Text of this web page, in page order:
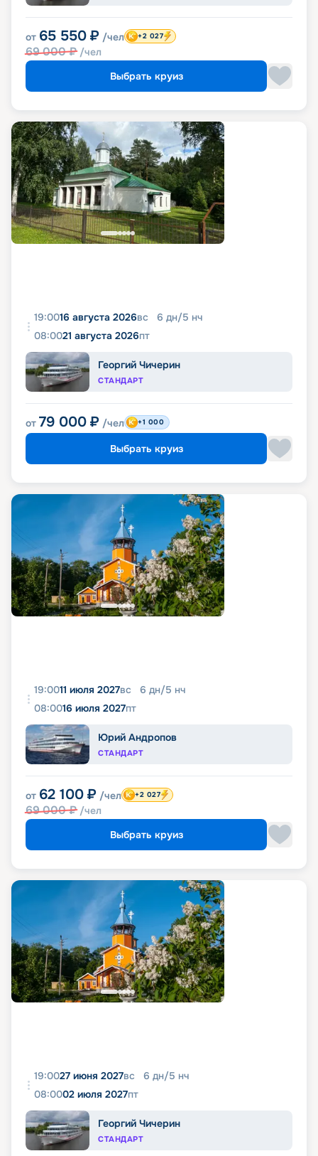
от 65 550 ₽ /чел
69 000₽ /чел
+2 027
Выбрать круиз
19:0016 августа 2026вс 6 дн/5 нч
08:0021 августа 2026пт
Георгий Чичерин
СТАНДАРТ
от 79 000 ₽ /чел +1 000
Выбрать круиз
19:0011 июля 2027вс 6 дн/5 нч
08:0016 июля 2027пт
Юрий Андропов
СТАНДАРТ
от 62 100 ₽ /чел
69 000₽ /чел
+2 027
Выбрать круиз
19:0027 июня 2027вс 6 дн/5 нч
08:0002 июля 2027пт
Георгий Чичерин
СТАНДАРТ